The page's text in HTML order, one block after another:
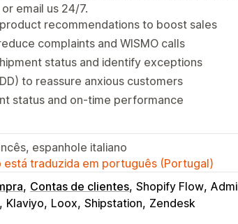
email us 24/7.
recommendations to boost sales
complaints and WISMO calls
status and identify exceptions
to reassure anxious customers
status and on-time performance
espanhole italiano
está traduzida em português (Portugal)
Contas de clientes Shopify Flow
Klaviyo Loox Shipstation Zendesk